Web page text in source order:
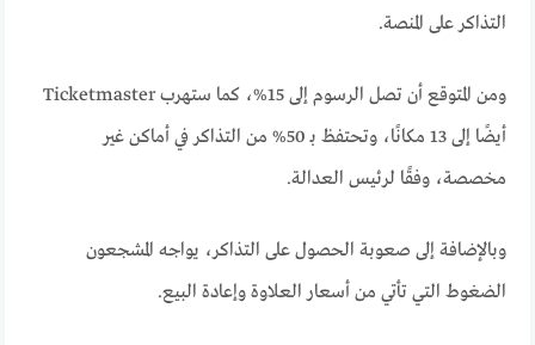
التذاكر على المنصة.
ومن المتوقع أن تصل الرسوم إلى 15%، كما ستهرب Ticketmaster
أيضًا إلى 13 مكانًا، وتحتفظ بـ 50% من التذاكر في أماكن غير
مخصصة، وفقًا لرئيس العدالة.
وبالإضافة إلى صعوبة الحصول على التذاكر، يواجه المشجعون
الضغوط التي تأتي من أسعار العلاوة وإعادة البيع.